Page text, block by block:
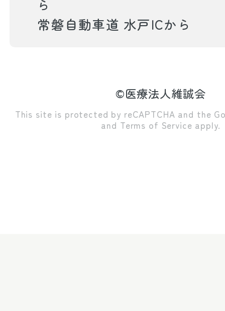
ら
常磐自動車道 水戸ICから
©医療法人維誠会
This site is protected by reCAPTCHA and the
and Terms of Service apply.